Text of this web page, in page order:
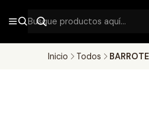
Inicio Todos